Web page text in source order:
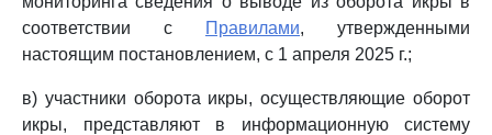
соответствии с
Правилами, утвержденными
настоящим постановлением, с 1 апреля 2025 г.;
в) участники оборота икры, осуществляющие оборот
икры, представляют в информационную систему